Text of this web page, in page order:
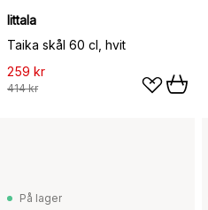
Iittala
Taika skål 60 cl, hvit
259 kr
414 kr
På lager